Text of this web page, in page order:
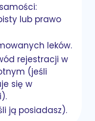
lub prawo
leków.
rejestracji w
(jeśli
się w
ją posiadasz).